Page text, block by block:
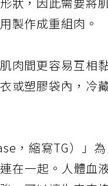
狀，因此需要將
製作成重組肉。
肉間更容易互相
或塑膠袋內，冷
，縮寫TG）」
在一起。人體血